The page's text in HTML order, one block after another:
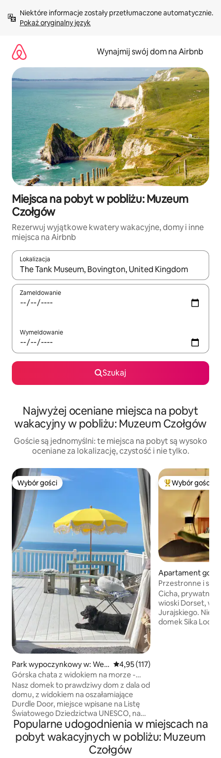
treści Pokaż oryginalny język
Wynajmij swój dom na Airbnb
Miejsca na pobyt w pobliżu: Muzeum
Czołgów
Rezerwuj wyjątkowe kwatery wakacyjne, domy i inne
miejsca na Airbnb
Lokalizacja
Gdy wyniki będą dostępne, możesz poruszać się po nich za
Zameldowanie
Wymeldowanie
Szukaj
Najwyżej oceniane miejsca na pobyt
wakacyjny w pobliżu: Muzeum Czołgów
Goście są jednomyślni: te miejsca na pobyt są wysoko
oceniane za lokalizację, czystość i nie tylko.
Wybór gości
Wybór gości
Park wypoczynkowy w: Wes
t Lulworth
Średnia ocena: 4,95 na 5, liczba
4,95 (117)
Górska chata z widokiem na morze -
Durdle Door
Nasz domek to prawdziwy dom z dala od
domu, z widokiem na oszałamiające
Durdle Door, miejsce wpisane na Listę
Światowego Dziedzictwa UNESCO, na
pięknym Wybrzeżu Jurajskim w Dorset.
Domek ma duży taras z widokiem na
morze, to całkowita ucieczka… ma 1
sypialnię z łóżkiem typu king size z
Wybór gości
Apartament
ool
Przestronne i
Cicha, prywatna
wioski Dorset, w
Jurajskiego.
domek Sika
spacerem do
kolejowego i tras
Popularne udogodnienia w miejscach na
pobyt wakacyjnych w pobliżu: Muzeum
Czołgów